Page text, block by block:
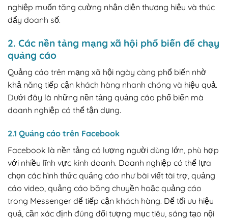
nghiệp muốn tăng cường nhận diện thương hiệu và thúc
đẩy doanh số.
2. Các nền tảng mạng xã hội phổ biến để chạy
quảng cáo
​​Quảng cáo trên mạng xã hội ngày càng phổ biến nhờ
khả năng tiếp cận khách hàng nhanh chóng và hiệu quả.
Dưới đây là những nền tảng quảng cáo phổ biến mà
doanh nghiệp có thể tận dụng.
2.1 Quảng cáo trên Facebook
Facebook là nền tảng có lượng người dùng lớn, phù hợp
với nhiều lĩnh vực kinh doanh. Doanh nghiệp có thể lựa
chọn các hình thức quảng cáo như bài viết tài trợ, quảng
cáo video, quảng cáo băng chuyền hoặc quảng cáo
trong Messenger để tiếp cận khách hàng. Để tối ưu hiệu
quả, cần xác định đúng đối tượng mục tiêu, sáng tạo nội